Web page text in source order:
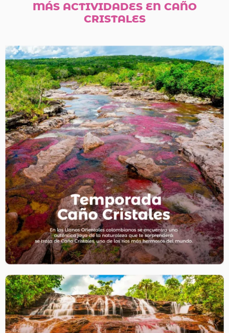
MÁS ACTIVIDADES EN CAÑO
CRISTALES